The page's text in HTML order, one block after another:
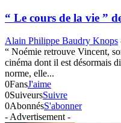
“ Le cours de la vie ”
Alain Philippe Baudry Knops
“ Noémie retrouve Vincent,
cinéma dont il est désormais
norme, elle...
0FansJ'aime
0SuiveursSuivre
0AbonnésS'abonner
- Advertisement -